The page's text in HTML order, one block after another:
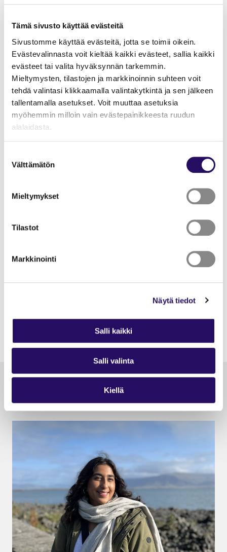
Tämä sivusto käyttää evästeitä
Sivustomme käyttää evästeitä, jotta se toimii oikein.
Evästevalinnasta voit kieltää kaikki evästeet, sallia kaikki
evästeet tai valita hyväksynnän tarkemmin.
Mieltymysten, tilastojen ja markkinoinnin suhteen voit
tehdä valintasi klikkaamalla valintakytkintä ja sen jälkeen
tallentamalla asetukset. Voit muuttaa asetuksia
myöhemmin milloin vain evästepainikkeesta ruudun
alalaidasta.
Lue lisää sivustostamme ja evästeistä
valinta
Välttämätön
Mieltymykset
Tilastot
Markkinointi
Näytä tiedot
Salli kaikki
Salli valinta
Kiellä
– Nautin Suomen luonnosta, se on todella kaunis.
Itkonniemellä. Käyn siellä aina kun on liikaa stressiä tai
töitä, Huynh sanoo.
Kuopio on Huynhille erityinen kaupunki, jossa hän
haluaa asua niin kauan kuin mahdollista. Kaupunkiin
kytkeytyy paljon muistoja opiskeluajoilta, yrityksen
perustamisesta ja tyttären kasvamisesta.
– Monet kuopiolaiset ovat aivan ihania ihmisiä. Olen
löytänyt tärkeitä henkilöitä elämääni täältä. Arvostan
Lue myös